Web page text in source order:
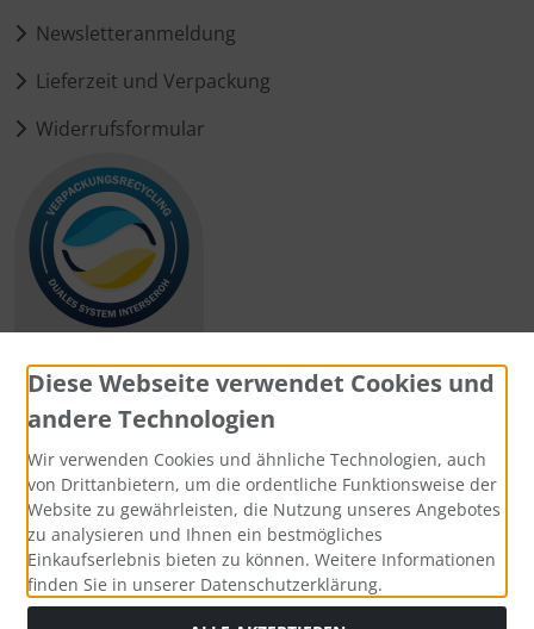
Newsletteranmeldung
Lieferzeit und Verpackung
Widerrufsformular
Zahlungsmethoden
Social Media
Diese Webseite verwendet Cookies und
andere Technologien
Wir verwenden Cookies und ähnliche Technologien, auch
von Drittanbietern, um die ordentliche Funktionsweise der
Website zu gewährleisten, die Nutzung unseres Angebotes
zu analysieren und Ihnen ein bestmögliches
Einkaufserlebnis bieten zu können. Weitere Informationen
finden Sie in unserer Datenschutzerklärung.